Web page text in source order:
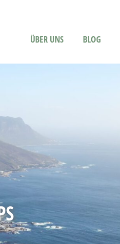
ÜBER UNS BLOG